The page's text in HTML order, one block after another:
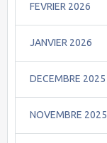
FEVRIER 2026
JANVIER 2026
DECEMBRE 2025
NOVEMBRE 2025